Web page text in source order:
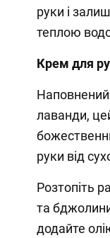
руки і
теплою
Крем для
лаванди,
руки від
Розтопіть
та
додайте